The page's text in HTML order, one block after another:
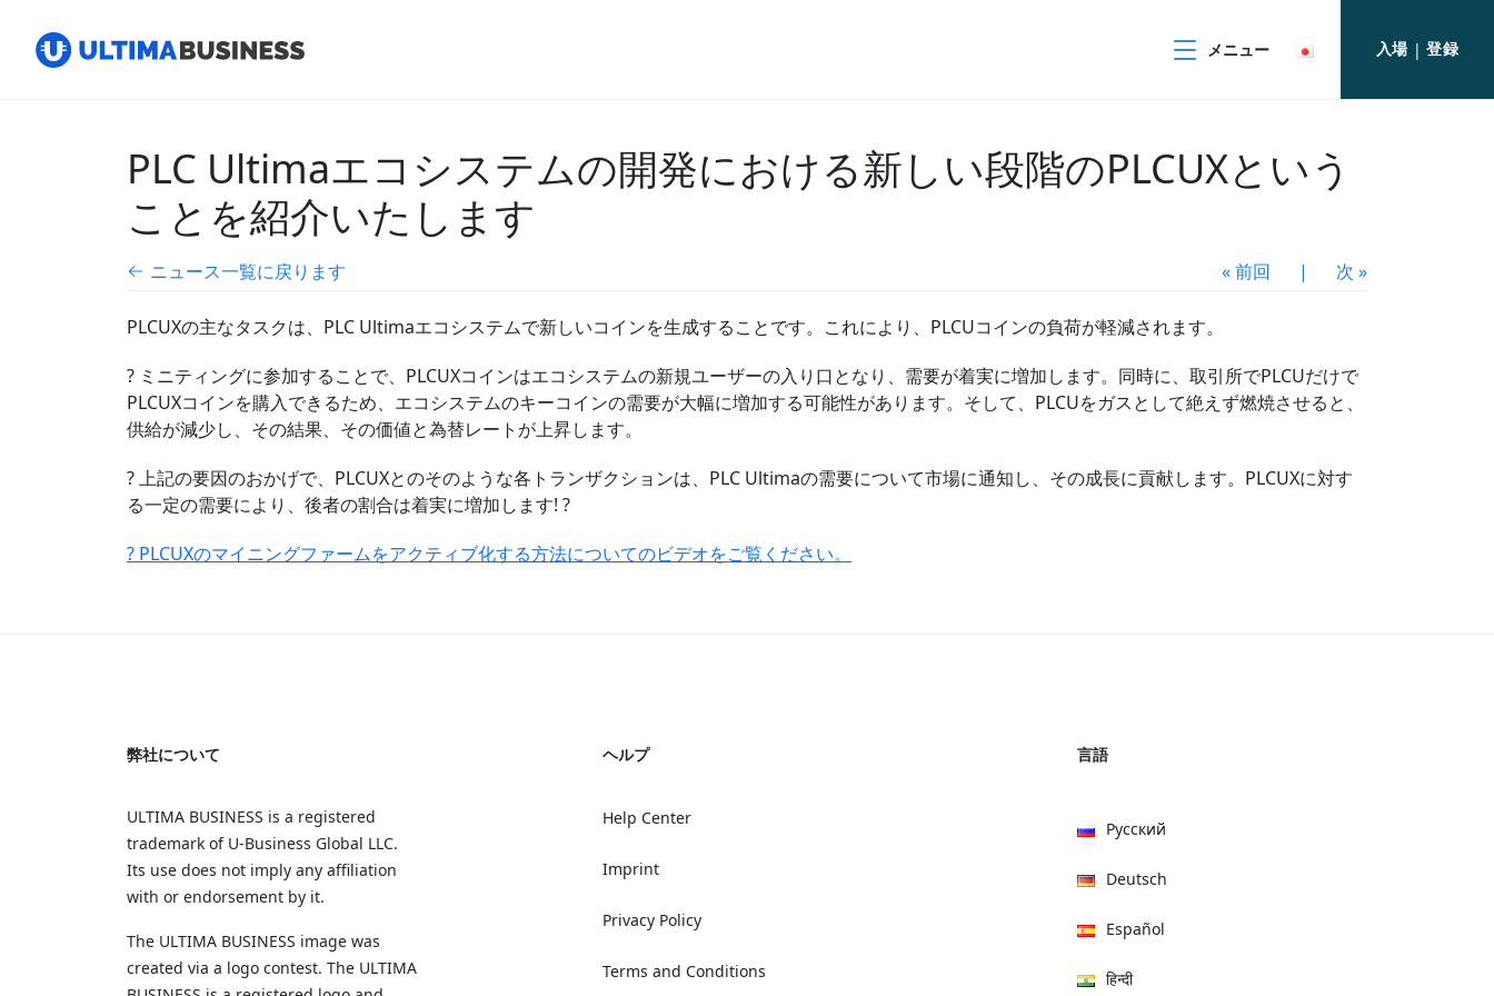
メニュー 入場|登録
PLC Ultimaエコシステムの開発における新しい段階のPLCUXという
ことを紹介いたします
ニュース一覧に戻ります « 前回 | 次 »
PLCUXの主なタスクは、PLC Ultimaエコシステムで新しいコインを生成することです。これにより、PLCUコインの負荷が軽減されます。
? ミニティングに参加することで、PLCUXコインはエコシステムの新規ユーザーの入り口となり、需要が着実に増加します。同時に、取引所でPLCUだけで
PLCUXコインを購入できるため、エコシステムのキーコインの需要が大幅に増加する可能性があります。そして、PLCUをガスとして絶えず燃焼させると、
供給が減少し、その結果、その価値と為替レートが上昇します。
? 上記の要因のおかげで、PLCUXとのそのような各トランザクションは、PLC Ultimaの需要について市場に通知し、その成長に貢献します。PLCUXに対す
る一定の需要により、後者の割合は着実に増加します! ?
? PLCUXのマイニングファームをアクティブ化する方法についてのビデオをご覧ください。
弊社について
ULTIMA BUSINESS is a registered
trademark of U‑Business Global LLC.
Its use does not imply any affiliation
with or endorsement by it.
The ULTIMA BUSINESS image was
created via a logo contest. The ULTIMA
ヘルプ
Help Center
Imprint
Privacy Policy
Terms and Conditions
言語
Русский
Deutsch
Español
हिन्दी